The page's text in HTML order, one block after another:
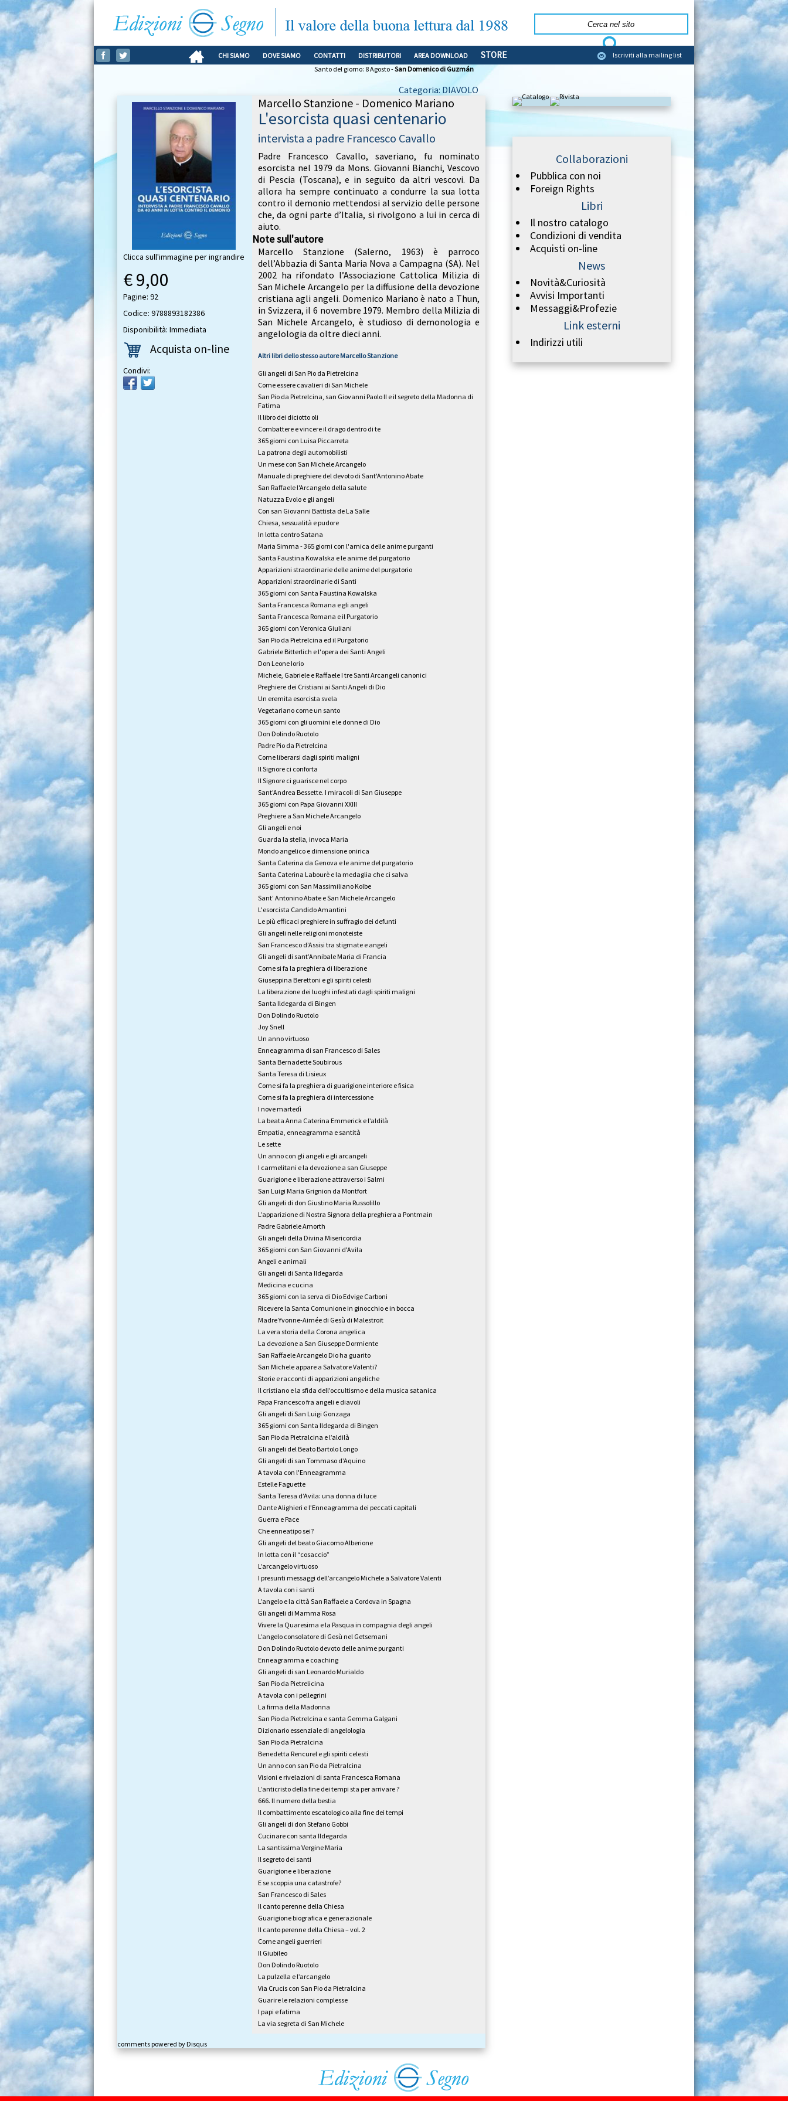
CHI SIAMO DOVE SIAMO CONTATTI DISTRIBUTORI AREA DOWNLOAD STORE
Iscriviti alla mailing list
Santo del giorno: 8 Agosto -San Domenico di Guzmán
Categoria: DIAVOLO
Marcello Stanzione - Domenico Mariano
L'esorcista quasi centenario
intervista a padre Francesco Cavallo
Padre Francesco Cavallo, saveriano, fu nominato
esorcista nel 1979 da Mons. Giovanni Bianchi, Vescovo
di Pescia (Toscana), e in seguito da altri vescovi. Da
allora ha sempre continuato a condurre la sua lotta
contro il demonio mettendosi al servizio delle persone
che, da ogni parte d’Italia, si rivolgono a lui in cerca di
aiuto.
Note sull'autore
Marcello Stanzione (Salerno, 1963) è parroco
dell’Abbazia di Santa Maria Nova a Campagna (SA). Nel
2002 ha rifondato l’Associazione Cattolica Milizia di
San Michele Arcangelo per la diffusione della devozione
cristiana agli angeli. Domenico Mariano è nato a Thun,
in Svizzera, il 6 novembre 1979. Membro della Milizia di
San Michele Arcangelo, è studioso di demonologia e
angelologia da oltre dieci anni.
Altri libri dello stesso autoreMarcello Stanzione
Gli angeli di San Pio da Pietrelcina
Come essere cavalieri di San Michele
San Pio da Pietrelcina, san Giovanni Paolo II e il segreto della Madonna di
Fatima
Il libro dei diciotto oli
Combattere e vincere il drago dentro di te
365 giorni con Luisa Piccarreta
La patrona degli automobilisti
Un mese con San Michele Arcangelo
Manuale di preghiere del devoto di Sant'Antonino Abate
San Raffaele l'Arcangelo della salute
Natuzza Evolo e gli angeli
Con san Giovanni Battista de La Salle
Chiesa, sessualità e pudore
In lotta contro Satana
Maria Simma - 365 giorni con l'amica delle anime purganti
Santa Faustina Kowalska e le anime del purgatorio
Apparizioni straordinarie delle anime del purgatorio
Apparizioni straordinarie di Santi
365 giorni con Santa Faustina Kowalska
Santa Francesca Romana e gli angeli
Santa Francesca Romana e il Purgatorio
365 giorni con Veronica Giuliani
San Pio da Pietrelcina ed il Purgatorio
Gabriele Bitterlich e l'opera dei Santi Angeli
Don Leone Iorio
Michele, Gabriele e Raffaele I tre Santi Arcangeli canonici
Preghiere dei Cristiani ai Santi Angeli di Dio
Un eremita esorcista svela
Vegetariano come un santo
365 giorni con gli uomini e le donne di Dio
Don Dolindo Ruotolo
Padre Pio da Pietrelcina
Come liberarsi dagli spiriti maligni
Il Signore ci conforta
Il Signore ci guarisce nel corpo
Sant'Andrea Bessette. I miracoli di San Giuseppe
365 giorni con Papa Giovanni XXIII
Preghiere a San Michele Arcangelo
Gli angeli e noi
Guarda la stella, invoca Maria
Mondo angelico e dimensione onirica
Santa Caterina da Genova e le anime del purgatorio
Santa Caterina Labourè e la medaglia che ci salva
365 giorni con San Massimiliano Kolbe
Sant' Antonino Abate e San Michele Arcangelo
L'esorcista Candido Amantini
Le più efficaci preghiere in suffragio dei defunti
Gli angeli nelle religioni monoteiste
San Francesco d’Assisi tra stigmate e angeli
Gli angeli di sant’Annibale Maria di Francia
Come si fa la preghiera di liberazione
Giuseppina Berettoni e gli spiriti celesti
La liberazione dei luoghi infestati dagli spiriti maligni
Santa Ildegarda di Bingen
Don Dolindo Ruotolo
Joy Snell
Un anno virtuoso
Enneagramma di san Francesco di Sales
Santa Bernadette Soubirous
Santa Teresa di Lisieux
Come si fa la preghiera di guarigione interiore e fisica
Come si fa la preghiera di intercessione
I nove martedì
La beata Anna Caterina Emmerick e l’aldilà
Empatia, enneagramma e santità
Le sette
Un anno con gli angeli e gli arcangeli
I carmelitani e la devozione a san Giuseppe
Guarigione e liberazione attraverso i Salmi
San Luigi Maria Grignion da Montfort
Gli angeli di don Giustino Maria Russolillo
L’apparizione di Nostra Signora della preghiera a Pontmain
Padre Gabriele Amorth
Gli angeli della Divina Misericordia
365 giorni con San Giovanni d'Avila
Angeli e animali
Gli angeli di Santa Ildegarda
Medicina e cucina
365 giorni con la serva di Dio Edvige Carboni
Ricevere la Santa Comunione in ginocchio e in bocca
Madre Yvonne-Aimée di Gesù di Malestroit
La vera storia della Corona angelica
La devozione a San Giuseppe Dormiente
San Raffaele Arcangelo Dio ha guarito
San Michele appare a Salvatore Valenti?
Storie e racconti di apparizioni angeliche
Il cristiano e la sfida dell’occultismo e della musica satanica
Papa Francesco fra angeli e diavoli
Gli angeli di San Luigi Gonzaga
365 giorni con Santa Ildegarda di Bingen
San Pio da Pietralcina e l’aldilà
Gli angeli del Beato Bartolo Longo
Gli angeli di san Tommaso d’Aquino
A tavola con l'Enneagramma
Estelle Faguette
Santa Teresa d’Avila: una donna di luce
Dante Alighieri e l’Enneagramma dei peccati capitali
Guerra e Pace
Che enneatipo sei?
Gli angeli del beato Giacomo Alberione
In lotta con il “cosaccio”
L’arcangelo virtuoso
I presunti messaggi dell’arcangelo Michele a Salvatore Valenti
A tavola con i santi
L’angelo e la città San Raffaele a Cordova in Spagna
Gli angeli di Mamma Rosa
Vivere la Quaresima e la Pasqua in compagnia degli angeli
L’angelo consolatore di Gesù nel Getsemani
Don Dolindo Ruotolo devoto delle anime purganti
Enneagramma e coaching
Gli angeli di san Leonardo Murialdo
San Pio da Pietrelicina
A tavola con i pellegrini
La firma della Madonna
San Pio da Pietrelcina e santa Gemma Galgani
Dizionario essenziale di angelologia
San Pio da Pietralcina
Benedetta Rencurel e gli spiriti celesti
Un anno con san Pio da Pietralcina
Visioni e rivelazioni di santa Francesca Romana
L’anticristo della fine dei tempi sta per arrivare ?
666. Il numero della bestia
Il combattimento escatologico alla fine dei tempi
Gli angeli di don Stefano Gobbi
Cucinare con santa Ildegarda
La santissima Vergine Maria
Il segreto dei santi
Guarigione e liberazione
E se scoppia una catastrofe?
San Francesco di Sales
Il canto perenne della Chiesa
Guarigione biografica e generazionale
Il canto perenne della Chiesa – vol. 2
Come angeli guerrieri
Il Giubileo
Don Dolindo Ruotolo
La pulzella e l’arcangelo
Via Crucis con San Pio da Pietralcina
Guarire le relazioni complesse
I papi e fatima
La via segreta di San Michele
Clicca sull'immagine per ingrandire
€ 9,00
Pagine: 92
Codice: 9788893182386
Disponibilità: Immediata
Acquista on-line
Condivi:
comments powered byDisqus
Collaborazioni
Pubblica con noi
Foreign Rights
Libri
Il nostro catalogo
Condizioni di vendita
Acquisti on-line
News
Novità&Curiosità
Avvisi Importanti
Messaggi&Profezie
Link esterni
Indirizzi utili